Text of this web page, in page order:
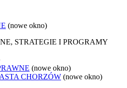
(nowe okno)
STRATEGIE I PROGRAMY
(nowe okno)
CHORZÓW (nowe okno)